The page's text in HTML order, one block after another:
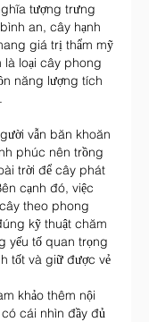
tượng trưng
an, cây hạnh
giá trị thẩm mỹ
loại cây phong
năng lượng tích
vẫn băn khoăn
phúc nên trồng
trời để cây phát
cạnh đó, việc
theo phong
kỹ thuật chăm
yếu tố quan trọng
tốt và giữ được vẻ
khảo thêm nội
cái nhìn đầy đủ